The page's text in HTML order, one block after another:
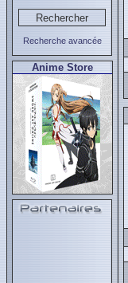
Recherche avancée
Anime Store